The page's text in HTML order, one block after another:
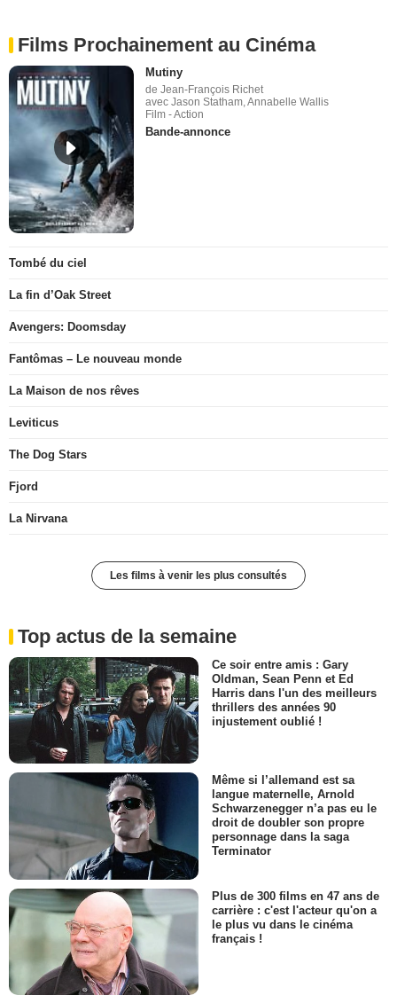
Films Prochainement au Cinéma
Mutiny
de Jean-François Richet
avec Jason Statham, Annabelle Wallis
Film - Action
Bande-annonce
Tombé du ciel
La fin d’Oak Street
Avengers: Doomsday
Fantômas – Le nouveau monde
La Maison de nos rêves
Leviticus
The Dog Stars
Fjord
La Nirvana
Les films à venir les plus consultés
Top actus de la semaine
Ce soir entre amis : Gary
Oldman, Sean Penn et Ed
Harris dans l'un des meilleurs
thrillers des années 90
injustement oublié !
Même si l’allemand est sa
langue maternelle, Arnold
Schwarzenegger n’a pas eu le
droit de doubler son propre
personnage dans la saga
Terminator
Plus de 300 films en 47 ans de
carrière : c'est l'acteur qu'on a
le plus vu dans le cinéma
français !